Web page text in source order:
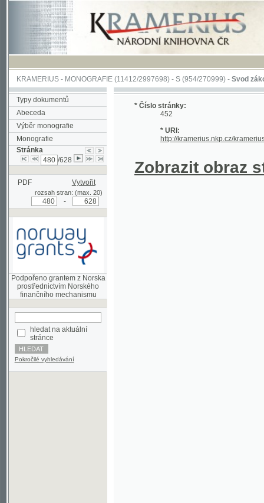
KRAMERIUS-MONOGRAFIE(11412/2997698) -S (954/270999)-Svod zákonův
Typy dokumentů
Abeceda
Výběr monografie
Monografie
Stránka
/628
PDF Vytvořit
rozsah stran: (max. 20)
Podpořeno grantem z Norska
prostřednictvím Norského
hledat na aktuální
stránce
Pokročilé vyhledávání
* Číslo stránky:
452
* URI:
http://kramerius.nkp.cz/kramerius/